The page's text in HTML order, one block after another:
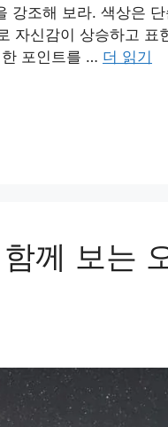
강조해 보라. 색상은
자신감이 상승하고 표
포인트를 … 더 읽기
께 보는